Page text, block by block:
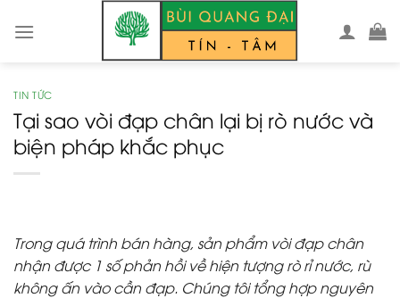
TIN TỨC
Tại sao vòi đạp chân lại bị rò nước và
biện pháp khắc phục
Trong quá trình bán hàng, sản phẩm vòi đạp chân
nhận được 1 số phản hồi về hiện tượng rò rỉ nước, rù
không ấn vào cần đạp. Chúng tôi tổng hợp nguyên